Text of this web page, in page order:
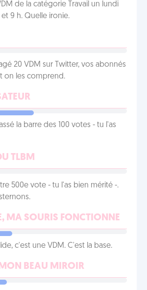
de la catégorie Travail un lundi
9 h. Quelle ironie.
20 VDM sur Twitter, vos abonnés
on les comprend.
la barre des 100 votes - tu l'as
TLBM
500e vote - tu l'as bien mérité -.
MA SOURIS FONCTIONNE
c'est une VDM. C'est la base.
BEAU MIROIR